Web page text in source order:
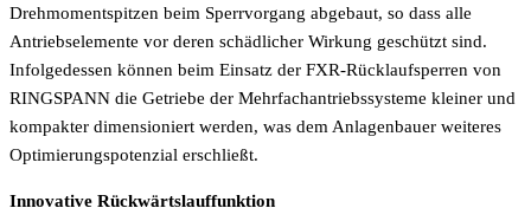
Drehmomentspitzen beim Sperrvorgang abgebaut, so dass alle
Antriebselemente vor deren schädlicher Wirkung geschützt sind.
Infolgedessen können beim Einsatz der FXR-Rücklaufsperren von
RINGSPANN die Getriebe der Mehrfachantriebssysteme kleiner und
kompakter dimensioniert werden, was dem Anlagenbauer weiteres
Optimierungspotenzial erschließt.
Innovative Rückwärtslauffunktion